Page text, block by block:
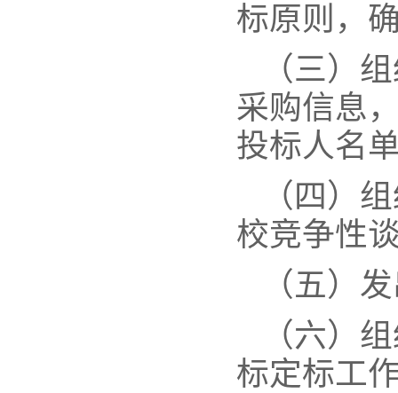
标原则，
（三）
采购信息
投标人名
（四）
校竞争性
（五）
（六）
标定标工